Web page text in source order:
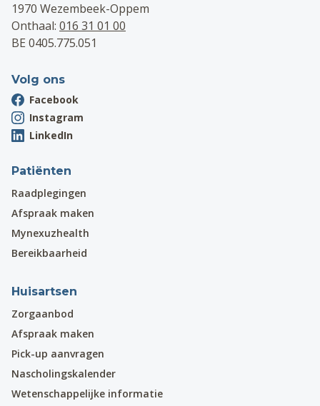
1970 Wezembeek-Oppem
Onthaal: 016 31 01 00
BE 0405.775.051
Volg ons
Facebook
Instagram
LinkedIn
Patiënten
Raadplegingen
Afspraak maken
Mynexuzhealth
Bereikbaarheid
Huisartsen
Zorgaanbod
Afspraak maken
Pick-up aanvragen
Nascholingskalender
Wetenschappelijke informatie